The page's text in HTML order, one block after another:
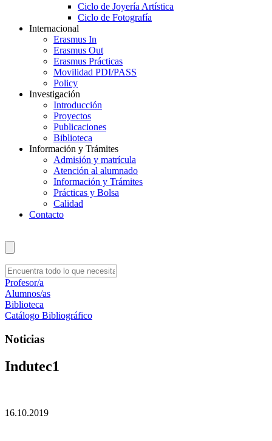
Ciclo de Joyería Artística
Ciclo de Fotografía
Internacional
Erasmus In
Erasmus Out
Erasmus Prácticas
Movilidad PDI/PASS
Policy
Investigación
Introducción
Proyectos
Publicaciones
Biblioteca
Información y Trámites
Admisión y matrícula
Atención al alumnado
Información y Trámites
Prácticas y Bolsa
Calidad
Contacto
Profesor/a
Alumnos/as
Biblioteca
Catálogo Bibliográfico
Noticias
Indutec1
16.10.2019